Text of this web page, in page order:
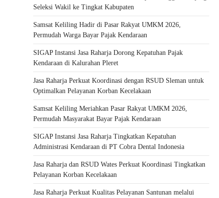
Seleksi Wakil ke Tingkat Kabupaten
Samsat Keliling Hadir di Pasar Rakyat UMKM 2026,
Permudah Warga Bayar Pajak Kendaraan
SIGAP Instansi Jasa Raharja Dorong Kepatuhan Pajak
Kendaraan di Kalurahan Pleret
Jasa Raharja Perkuat Koordinasi dengan RSUD Sleman untuk
Optimalkan Pelayanan Korban Kecelakaan
Samsat Keliling Meriahkan Pasar Rakyat UMKM 2026,
Permudah Masyarakat Bayar Pajak Kendaraan
SIGAP Instansi Jasa Raharja Tingkatkan Kepatuhan
Administrasi Kendaraan di PT Cobra Dental Indonesia
Jasa Raharja dan RSUD Wates Perkuat Koordinasi Tingkatkan
Pelayanan Korban Kecelakaan
Jasa Raharja Perkuat Kualitas Pelayanan Santunan melalui